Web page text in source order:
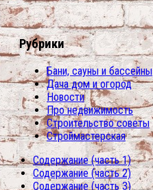
Рубрики
Бани, сауны и бассейны
Дача дом и огород
Новости
Про недвижимость
Строительство советы
Строймастерская
Содержание (часть 1)
Содержание (часть 2)
Содержание (часть 3)